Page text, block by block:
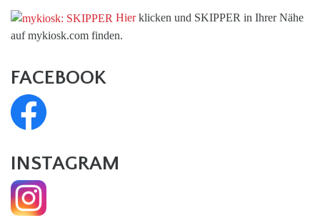
Hierklicken und SKIPPER in Ihrer Nähe
auf mykiosk.com finden.
FACEBOOK
INSTAGRAM